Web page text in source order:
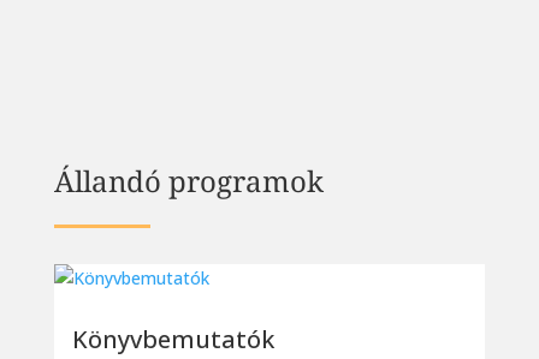
Állandó programok
Könyvbemutatók